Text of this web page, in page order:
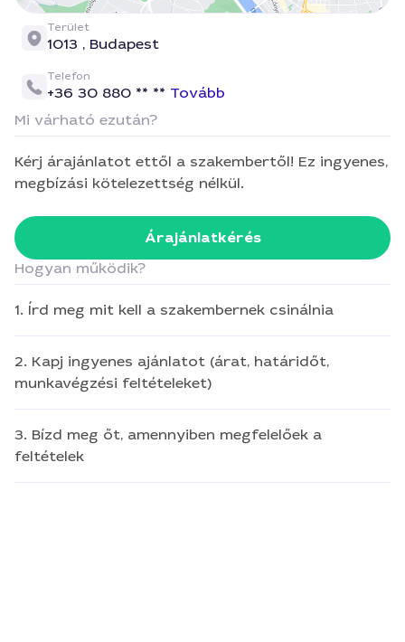
Terület
1013 , Budapest
Telefon
+36 30 880 ** ** Tovább
Mi várható ezután?
Kérj árajánlatot ettől a szakembertől! Ez ingyenes,
megbízási kötelezettség nélkül.
Árajánlatkérés
Hogyan működik?
1. Írd meg mit kell a szakembernek csinálnia
2. Kapj ingyenes ajánlatot (árat, határidőt,
munkavégzési feltételeket)
3. Bízd meg őt, amennyiben megfelelőek a
feltételek